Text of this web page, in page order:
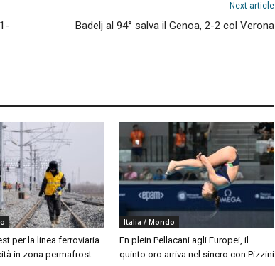
Next article
Badelj al 94° salva il Genoa, 2-2 col Verona
per la linea ferroviaria
in zona permafrost
Italia / Mondo
En plein Pellacani agli Europei, il
quinto oro arriva nel sincro con Pizzini